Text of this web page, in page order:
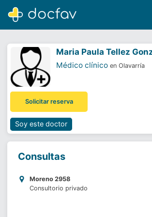
Software para clínicas
¿Eres un doctor?
Maria Paula Tellez
Médico clínico en Olavarría
Solicitar reserva
Soy este doctor
Consultas
Moreno 2958
Consultorio privado